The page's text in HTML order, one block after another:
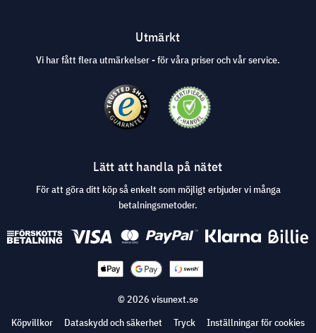
Utmärkt
Vi har fått flera utmärkelser - för våra priser och vår service.
Lätt att handla på nätet
För att göra ditt köp så enkelt som möjligt erbjuder vi många
betalningsmetoder.
© 2026 visunext.se
Köpvillkor
Dataskydd och säkerhet Tryck Inställningar för cookies